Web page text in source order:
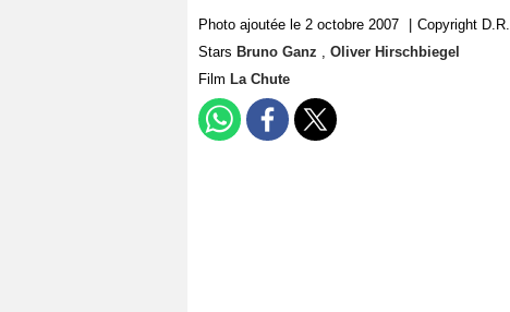
Photo ajoutée le 2 octobre 2007
Copyright D.R.
Stars Bruno Ganz , Oliver Hirschbiegel
Film La Chute